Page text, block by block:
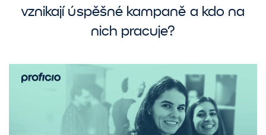
vznikají úspěšné kampaně a kdo na
nich pracuje?